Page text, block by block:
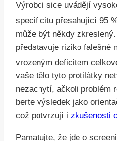
Výrobci sice uvádějí
specificitu přesahující 95
může být někdy
představuje riziko falešné
vrozeným deficitem
vaše tělo tyto protilátky
nezachytí, ačkoli problém
berte výsledek jako
což potvrzují i zkušenosti
Pamatujte, že jde o